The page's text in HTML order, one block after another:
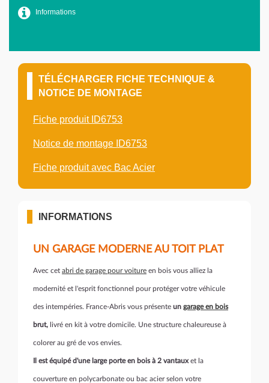
Informations
TÉLÉCHARGER FICHE TECHNIQUE &
NOTICE DE MONTAGE
Fiche produit ID6753
Notice de montage ID6753
Fiche produit avec Bac Acier
INFORMATIONS
UN GARAGE MODERNE AU TOIT PLAT
Avec cet abri de garage pour voiture en bois vous alliez la
modernité et l'esprit fonctionnel pour protéger votre véhicule
des intempéries. France-Abris vous présente un garage en bois
brut, livré en kit à votre domicile. Une structure chaleureuse à
colorer au gré de vos envies.
Il est équipé d'une large porte en bois à 2 vantauxet la
couverture en polycarbonate ou bac acier selon votre